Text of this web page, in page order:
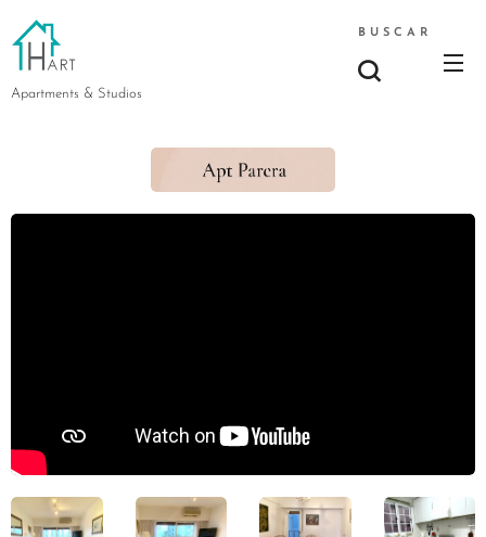
Apartments & Studios
BUSCAR